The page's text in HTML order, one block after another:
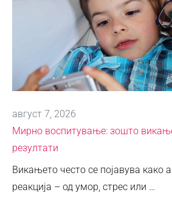
август 7, 2026
Мирно воспитување: зошто
резултати
Викањето често се појавува како
реакција – од умор, стрес или …